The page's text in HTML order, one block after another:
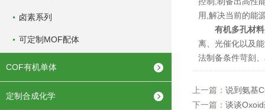
卤素系列
可定制MOF配体
COF有机单体
定制合成化学
用,解决当前的能
有机多孔材料
离、光催化以及
法制备条件苛刻
上一篇： 说到氨基
下一篇： 谈谈